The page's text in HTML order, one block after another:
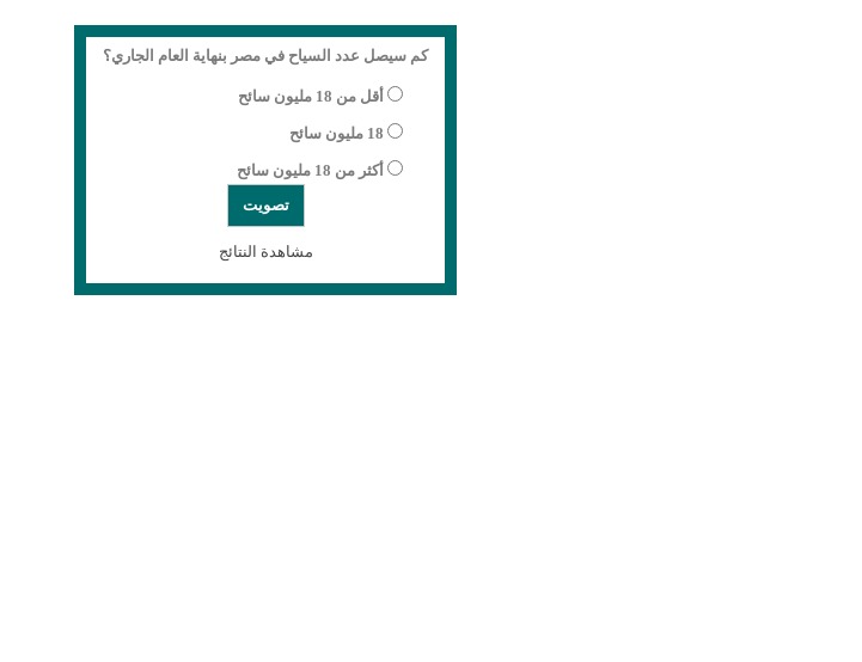
كم سيصل عدد السياح في مصر بنهاية العام الجاري؟
أقل من 18 مليون سائح
18 مليون سائح
أكثر من 18 مليون سائح
مشاهدة النتائج